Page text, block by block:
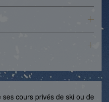
cours privés de ski ou de